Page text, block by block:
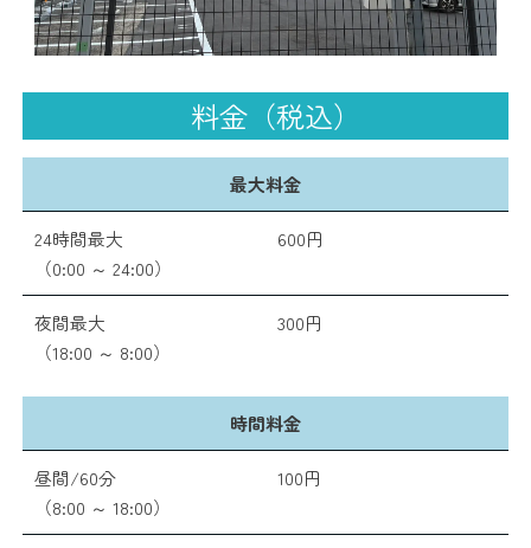
料金（税込）
最大料金
24時間最大
（0:00 ～ 24:00）
600円
夜間最大
（18:00 ～ 8:00）
300円
時間料金
昼間/60分
（8:00 ～ 18:00）
100円